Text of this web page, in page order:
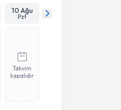
10 Ağu
Pzt
Takvim
kapalıdır